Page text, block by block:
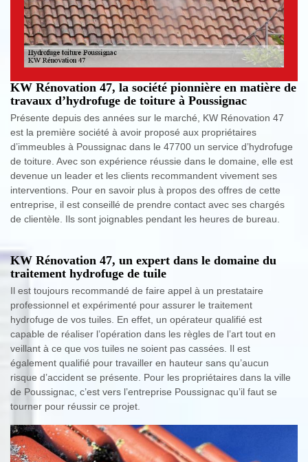
KW Rénovation 47, la société pionnière en matière de
travaux d’hydrofuge de toiture à Poussignac
Présente depuis des années sur le marché, KW Rénovation 47
est la première société à avoir proposé aux propriétaires
d’immeubles à Poussignac dans le 47700 un service d’hydrofuge
de toiture. Avec son expérience réussie dans le domaine, elle est
devenue un leader et les clients recommandent vivement ses
interventions. Pour en savoir plus à propos des offres de cette
entreprise, il est conseillé de prendre contact avec ses chargés
de clientèle. Ils sont joignables pendant les heures de bureau.
KW Rénovation 47, un expert dans le domaine du
traitement hydrofuge de tuile
Il est toujours recommandé de faire appel à un prestataire
professionnel et expérimenté pour assurer le traitement
hydrofuge de vos tuiles. En effet, un opérateur qualifié est
capable de réaliser l’opération dans les règles de l’art tout en
veillant à ce que vos tuiles ne soient pas cassées. Il est
également qualifié pour travailler en hauteur sans qu’aucun
risque d’accident se présente. Pour les propriétaires dans la ville
de Poussignac, c’est vers l’entreprise Poussignac qu’il faut se
tourner pour réussir ce projet.